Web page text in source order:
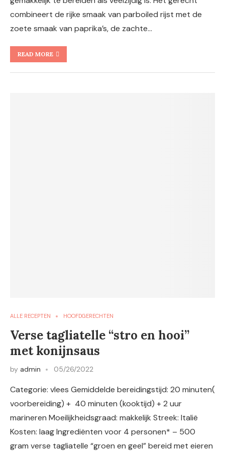
combineert de rijke smaak van parboiled rijst met de
zoete smaak van paprika’s, de zachte…
READ MORE
ALLE RECEPTEN HOOFDGERECHTEN
Verse tagliatelle “stro en hooi”
met konijnsaus
by admin 05/26/2022
Categorie: vlees Gemiddelde bereidingstijd: 20 minuten(
voorbereiding) + 40 minuten (kooktijd) + 2 uur
marineren Moeilijkheidsgraad: makkelijk Streek: Italië
Kosten: laag Ingrediënten voor 4 personen* – 500
gram verse tagliatelle “groen en geel” bereid met eieren